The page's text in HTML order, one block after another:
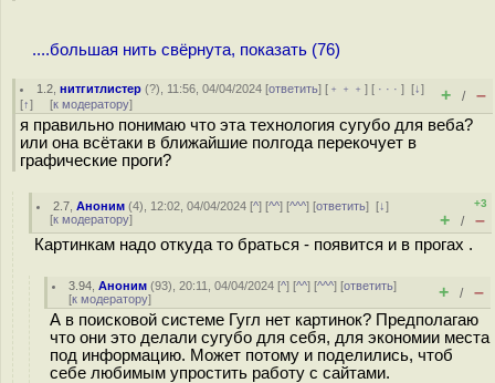
....большая нить свёрнута, показать (76)
1.2 ,нитгитлистер (?), 11:56, 04/04/2024 [ответить] [ ﹢﹢﹢] [ · · ·][↓]
[↑] [к модератору] + / –
я правильно понимаю что эта технология сугубо для веба?
или она всётаки в ближайшие полгода перекочует в
графические проги?
2.7 ,Аноним (4), 12:02, 04/04/2024 [^] [^^] [^^^] [ответить][↓]
[к модератору]
+3
+ / –
Картинкам надо откуда то браться - появится и в прогах .
3.94 ,Аноним (93), 20:11, 04/04/2024 [^] [^^] [^^^] [ответить]
[к модератору] + / –
А в поисковой системе Гугл нет картинок? Предполагаю
что они это делали сугубо для себя, для экономии места
под информацию. Может потому и поделились, чтоб
себе любимым упростить работу с сайтами.